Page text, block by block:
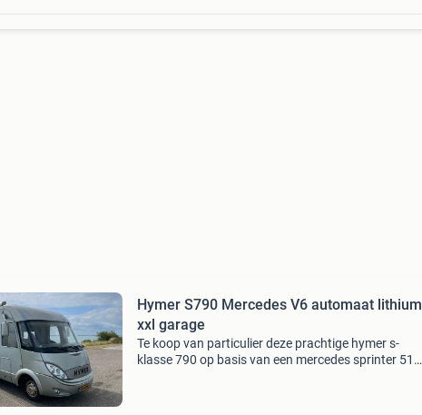
Hymer S790 Mercedes V6 automaat lithium
xxl garage
Te koop van particulier deze prachtige hymer s-
klasse 790 op basis van een mercedes sprinter 518